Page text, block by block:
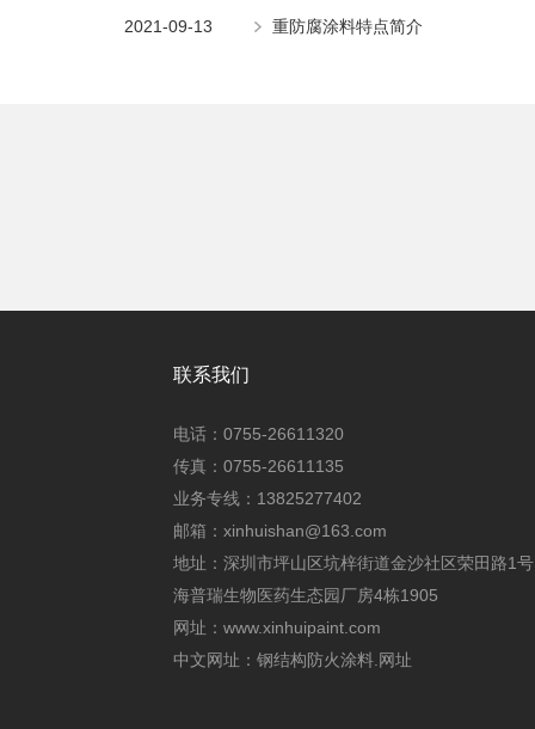
2021-09-13 重防腐涂料特点简介
联系我们
电话：0755-26611320
传真：0755-26611135
业务专线：13825277402
邮箱：xinhuishan@163.com
地址：深圳市坪山区坑梓街道金沙社区荣田路1号
海普瑞生物医药生态园厂房4栋1905
网址： www.xinhuipaint.com
中文网址： 钢结构防火涂料.网址